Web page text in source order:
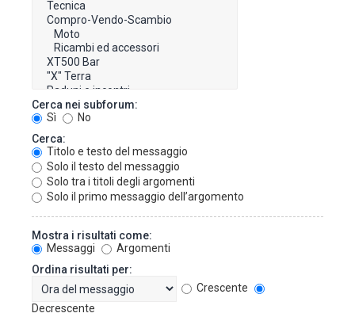
Cerca nei subforum:
Sì
No
Cerca:
Titolo e testo del messaggio
Solo il testo del messaggio
Solo tra i titoli degli argomenti
Solo il primo messaggio dell’argomento
Mostra i risultati come:
Messaggi
Argomenti
Ordina risultati per:
Crescente
Decrescente